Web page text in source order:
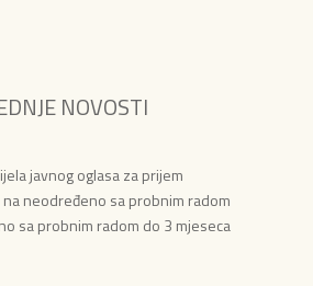
NOVOSTI
javnog oglasa za prijem
neodređeno sa probnim radom
sa probnim radom do 3 mjeseca